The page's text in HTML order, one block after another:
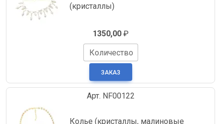
(кристаллы)
1350,00₽
Количество
Арт. NF00122
Колье (кристаллы, малиновые